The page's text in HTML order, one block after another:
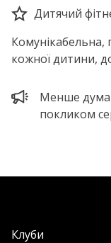
Дитячий
Комунікабельна,
кожної дитини,
Менше
покликом
Клуби